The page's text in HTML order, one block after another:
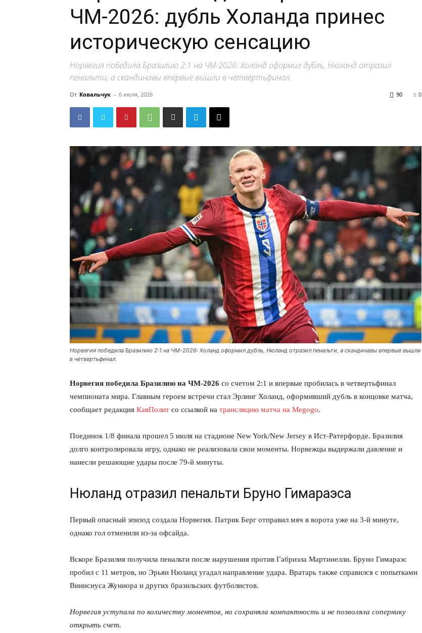
ЧМ-2026: дубль Холанда принес
историческую сенсацию
Норвегия победила Бразилию 2:1 на ЧМ-2026: Холанд оформил дубль, Нюланд отразил
пенальти, а скандинавы впервые вышли в четвертьфинал.
От Ковальчук - 6 июля, 2026 0
90
Норвегия победила Бразилию 2:1 на ЧМ-2026: Холанд оформил дубль, Нюланд отразил пенальти, а скандинавы впервые вышли
в четвертьфинал.
Норвегия победила Бразилию на ЧМ-2026 со счетом 2:1 и впервые пробилась в четвертьфинал
чемпионата мира. Главным героем встречи стал Эрлинг Холанд, оформивший дубль в концовке матча,
сообщает редакция КавПолит со ссылкой на трансляцию матча на Megogo.
Поединок 1/8 финала прошел 5 июля на стадионе New York/New Jersey в Ист-Ратерфорде. Бразилия
долго контролировала игру, однако не реализовала свои моменты. Норвежцы выдержали давление и
нанесли решающие удары после 79-й минуты.
Нюланд отразил пенальти Бруно Гимараэса
Первый опасный эпизод создала Норвегия. Патрик Берг отправил мяч в ворота уже на 3-й минуте,
однако гол отменили из-за офсайда.
Вскоре Бразилия получила пенальти после нарушения против Габриэла Мартинелли. Бруно Гимараэс
пробил с 11 метров, но Эрьян Нюланд угадал направление удара. Вратарь также справился с попытками
Винисиуса Жуниора и других бразильских футболистов.
Норвегия уступала по количеству моментов, но сохраняла компактность и не позволяла сопернику
открыть счет.